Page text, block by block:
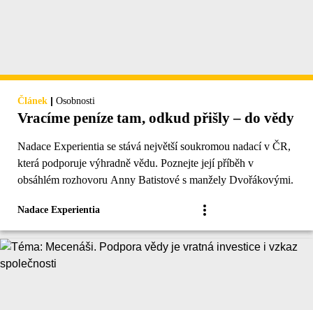
Článek | Osobnosti
Vracíme peníze tam, odkud přišly – do vědy
Nadace Experientia se stává největší soukromou nadací v ČR,
která podporuje výhradně vědu. Poznejte její příběh v
obsáhlém rozhovoru Anny Batistové s manžely Dvořákovými.
Nadace Experientia